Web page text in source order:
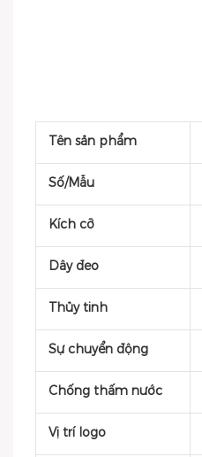
Tên sản phẩm
Số/Mẫu
Kích cỡ
Dây đeo
Thủy tinh
Sự chuyển động
Chống thấm nước
Vị trí logo